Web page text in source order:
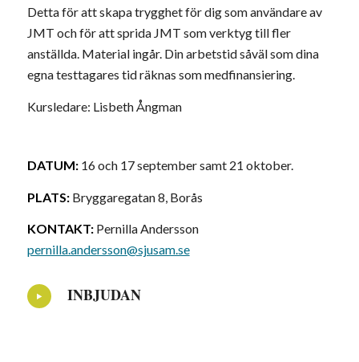
Detta för att skapa trygghet för dig som användare av
JMT och för att sprida JMT som verktyg till fler
anställda. Material ingår. Din arbetstid såväl som dina
egna testtagares tid räknas som medfinansiering.
Kursledare: Lisbeth Ångman
DATUM:16 och 17 september samt 21 oktober.
PLATS:Bryggaregatan 8, Borås
KONTAKT:Pernilla Andersson
pernilla.andersson@sjusam.se
INBJUDAN